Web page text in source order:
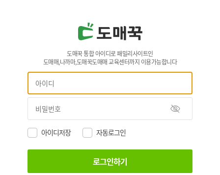
도매꾹 통합 아이디로 패밀리사이트인
도매매,나까마,도매꾹도매매 교육센터까지 이용가능합니다
아이디저장 자동로그인